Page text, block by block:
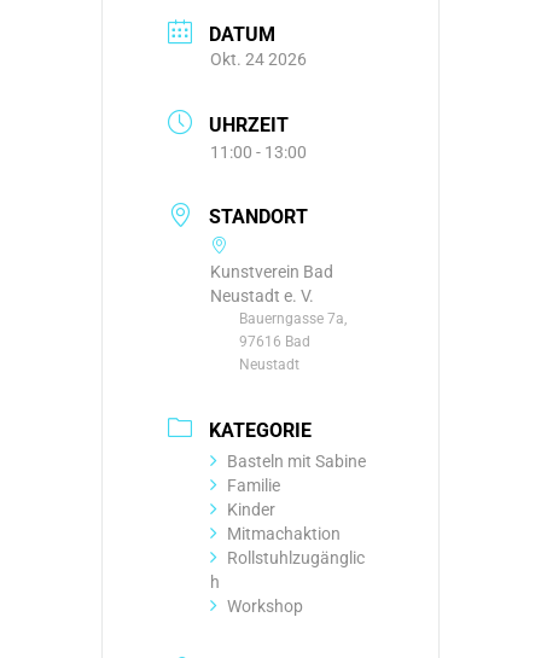
DATUM
Okt. 24 2026
UHRZEIT
11:00 - 13:00
STANDORT
Kunstverein Bad
Neustadt e. V.
Bauerngasse 7a,
97616 Bad
Neustadt
KATEGORIE
Basteln mit Sabine
Familie
Kinder
Mitmachaktion
Rollstuhlzugänglic
h
Workshop